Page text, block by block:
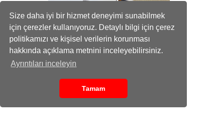
Size daha iyi bir hizmet deneyimi sunabilmek
için çerezler kullanıyoruz. Detaylı bilgi için çerez
politikamızı ve kişisel verilerin korunması
hakkında açıklama metnini inceleyebilirsiniz.
Ayrıntıları inceleyin
Tamam